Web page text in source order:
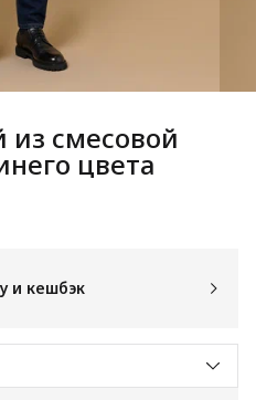
смесовой
цвета
и кешбэк